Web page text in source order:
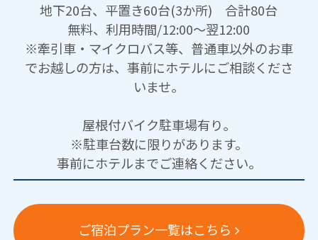
地下20台、平置き60台(3か所) 合計80台
無料、利用時間/12:00～翌12:00
※牽引車・マイクロバス等、普通車以外のお車
でお越しの方は、事前にホテルにご相談くださ
いませ。
屋根付バイク駐車場有り。
※駐車台数に限りがあります。
事前にホテルまでご連絡ください。
ご宿泊プラン一覧はこちら